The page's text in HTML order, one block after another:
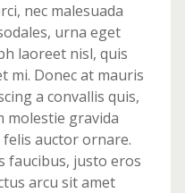
nec malesuada
urna eget
laoreet nisl, quis
mi. Donec at mauris
a convallis quis,
molestie gravida
auctor ornare.
faucibus, justo eros
arcu sit amet